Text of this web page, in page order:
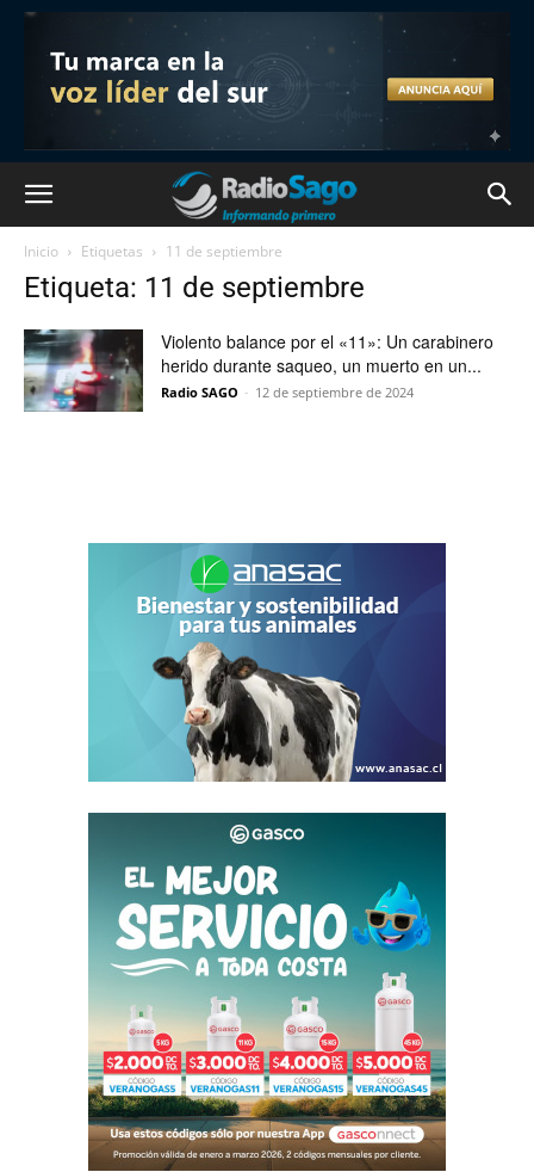
Inicio Etiquetas 11 de septiembre
Etiqueta: 11 de septiembre
Violento balance por el «11»: Un carabinero
herido durante saqueo, un muerto en un...
Radio SAGO - 12 de septiembre de 2024